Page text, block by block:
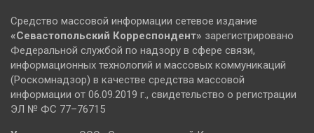
Средство массовой информации сетевое издание
«Севастопольский Корреспондент» зарегистрировано
Федеральной службой по надзору в сфере связи,
информационных технологий и массовых коммуникаций
(Роскомнадзор) в качестве средства массовой
информации от 06.09.2019 г., свидетельство о регистрации
ЭЛ № ФС 77–76715